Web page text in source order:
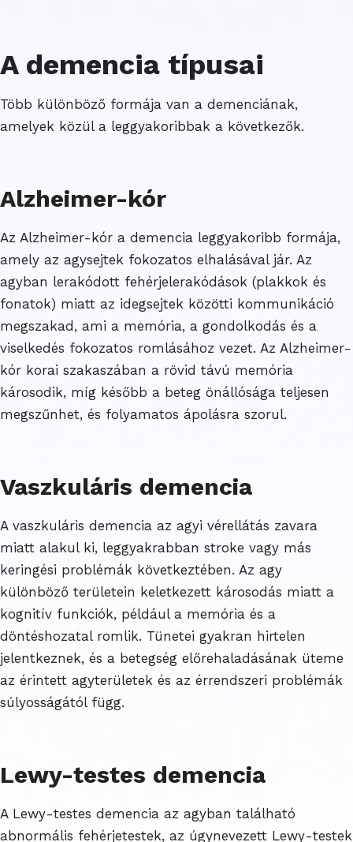
A demencia típusai
Több különböző formája van a demenciának,
amelyek közül a leggyakoribbak a következők.
Alzheimer-kór
Az Alzheimer-kór a demencia leggyakoribb formája,
amely az agysejtek fokozatos elhalásával jár. Az
agyban lerakódott fehérjelerakódások (plakkok és
fonatok) miatt az idegsejtek közötti kommunikáció
megszakad, ami a memória, a gondolkodás és a
viselkedés fokozatos romlásához vezet. Az Alzheimer-
kór korai szakaszában a rövid távú memória
károsodik, míg később a beteg önállósága teljesen
megszűnhet, és folyamatos ápolásra szorul.
Vaszkuláris demencia
A vaszkuláris demencia az agyi vérellátás zavara
miatt alakul ki, leggyakrabban stroke vagy más
keringési problémák következtében. Az agy
különböző területein keletkezett károsodás miatt a
kognitív funkciók, például a memória és a
döntéshozatal romlik. Tünetei gyakran hirtelen
jelentkeznek, és a betegség előrehaladásának üteme
az érintett agyterületek és az érrendszeri problémák
súlyosságától függ.
Lewy-testes demencia
A Lewy-testes demencia az agyban található
abnormális fehérjetestek, az úgynevezett Lewy-testek